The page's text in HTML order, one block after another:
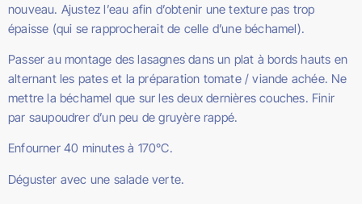
nouveau. Ajustez l’eau afin d’obtenir une texture pas trop
épaisse (qui se rapprocherait de celle d’une béchamel).
Passer au montage des lasagnes dans un plat à bords hauts en
alternant les pates et la préparation tomate / viande achée. Ne
mettre la béchamel que sur les deux dernières couches. Finir
par saupoudrer d’un peu de gruyère rappé.
Enfourner 40 minutes à 170°C.
Déguster avec une salade verte.